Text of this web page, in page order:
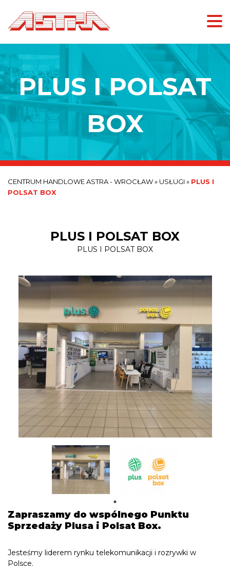
PLUS I POLSAT
BOX
CENTRUM HANDLOWE ASTRA - WROCŁAW» USŁUGI » PLUS I
POLSAT BOX
PLUS I POLSAT BOX
PLUS I POLSAT BOX
Zapraszamy do wspólnego Punktu
Sprzedaży Plusa i Polsat Box.
Jesteśmy liderem rynku telekomunikacji i rozrywki w
Polsce.